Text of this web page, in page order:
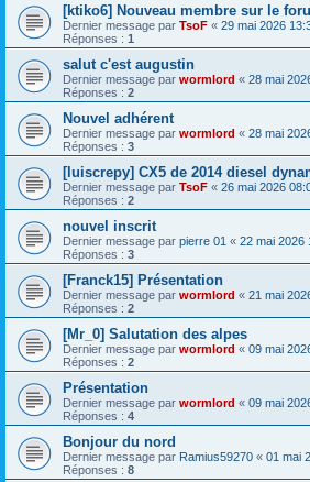
[ktiko6] Nouveau membre sur le
Dernier message par TsoF « 29 mai 2026
Réponses : 1
salut c'est augustin
Dernier message par wormlord « 28 mai
Réponses : 2
Nouvel adhérent
Dernier message par wormlord « 28 mai
Réponses : 3
[luiscrepy] CX5 de 2014 diesel
Dernier message par TsoF « 26 mai 2026
Réponses : 2
nouvel inscrit
Dernier message par pierre 01 « 22 mai 2026
Réponses : 3
[Franck15] Présentation
Dernier message par wormlord « 21 mai
Réponses : 2
[Mr_0] Salutation des alpes
Dernier message par wormlord « 09 mai
Réponses : 2
Présentation
Dernier message par wormlord « 09 mai
Réponses : 4
Bonjour du nord
Dernier message par Ramius59270 « 01 mai
Réponses : 8